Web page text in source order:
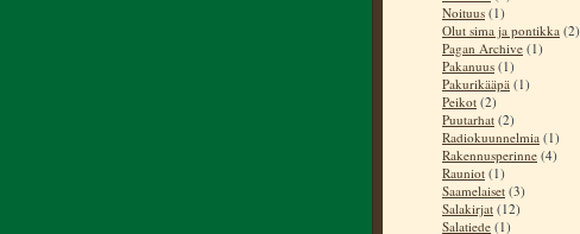
Noituus (1)
Olut sima ja pontikka (2)
Pagan Archive (1)
Pakanuus (1)
Pakurikääpä (1)
Peikot (2)
Puutarhat (2)
Radiokuunnelmia (1)
Rakennusperinne (4)
Rauniot (1)
Saamelaiset (3)
Salakirjat (12)
Salatiede (1)